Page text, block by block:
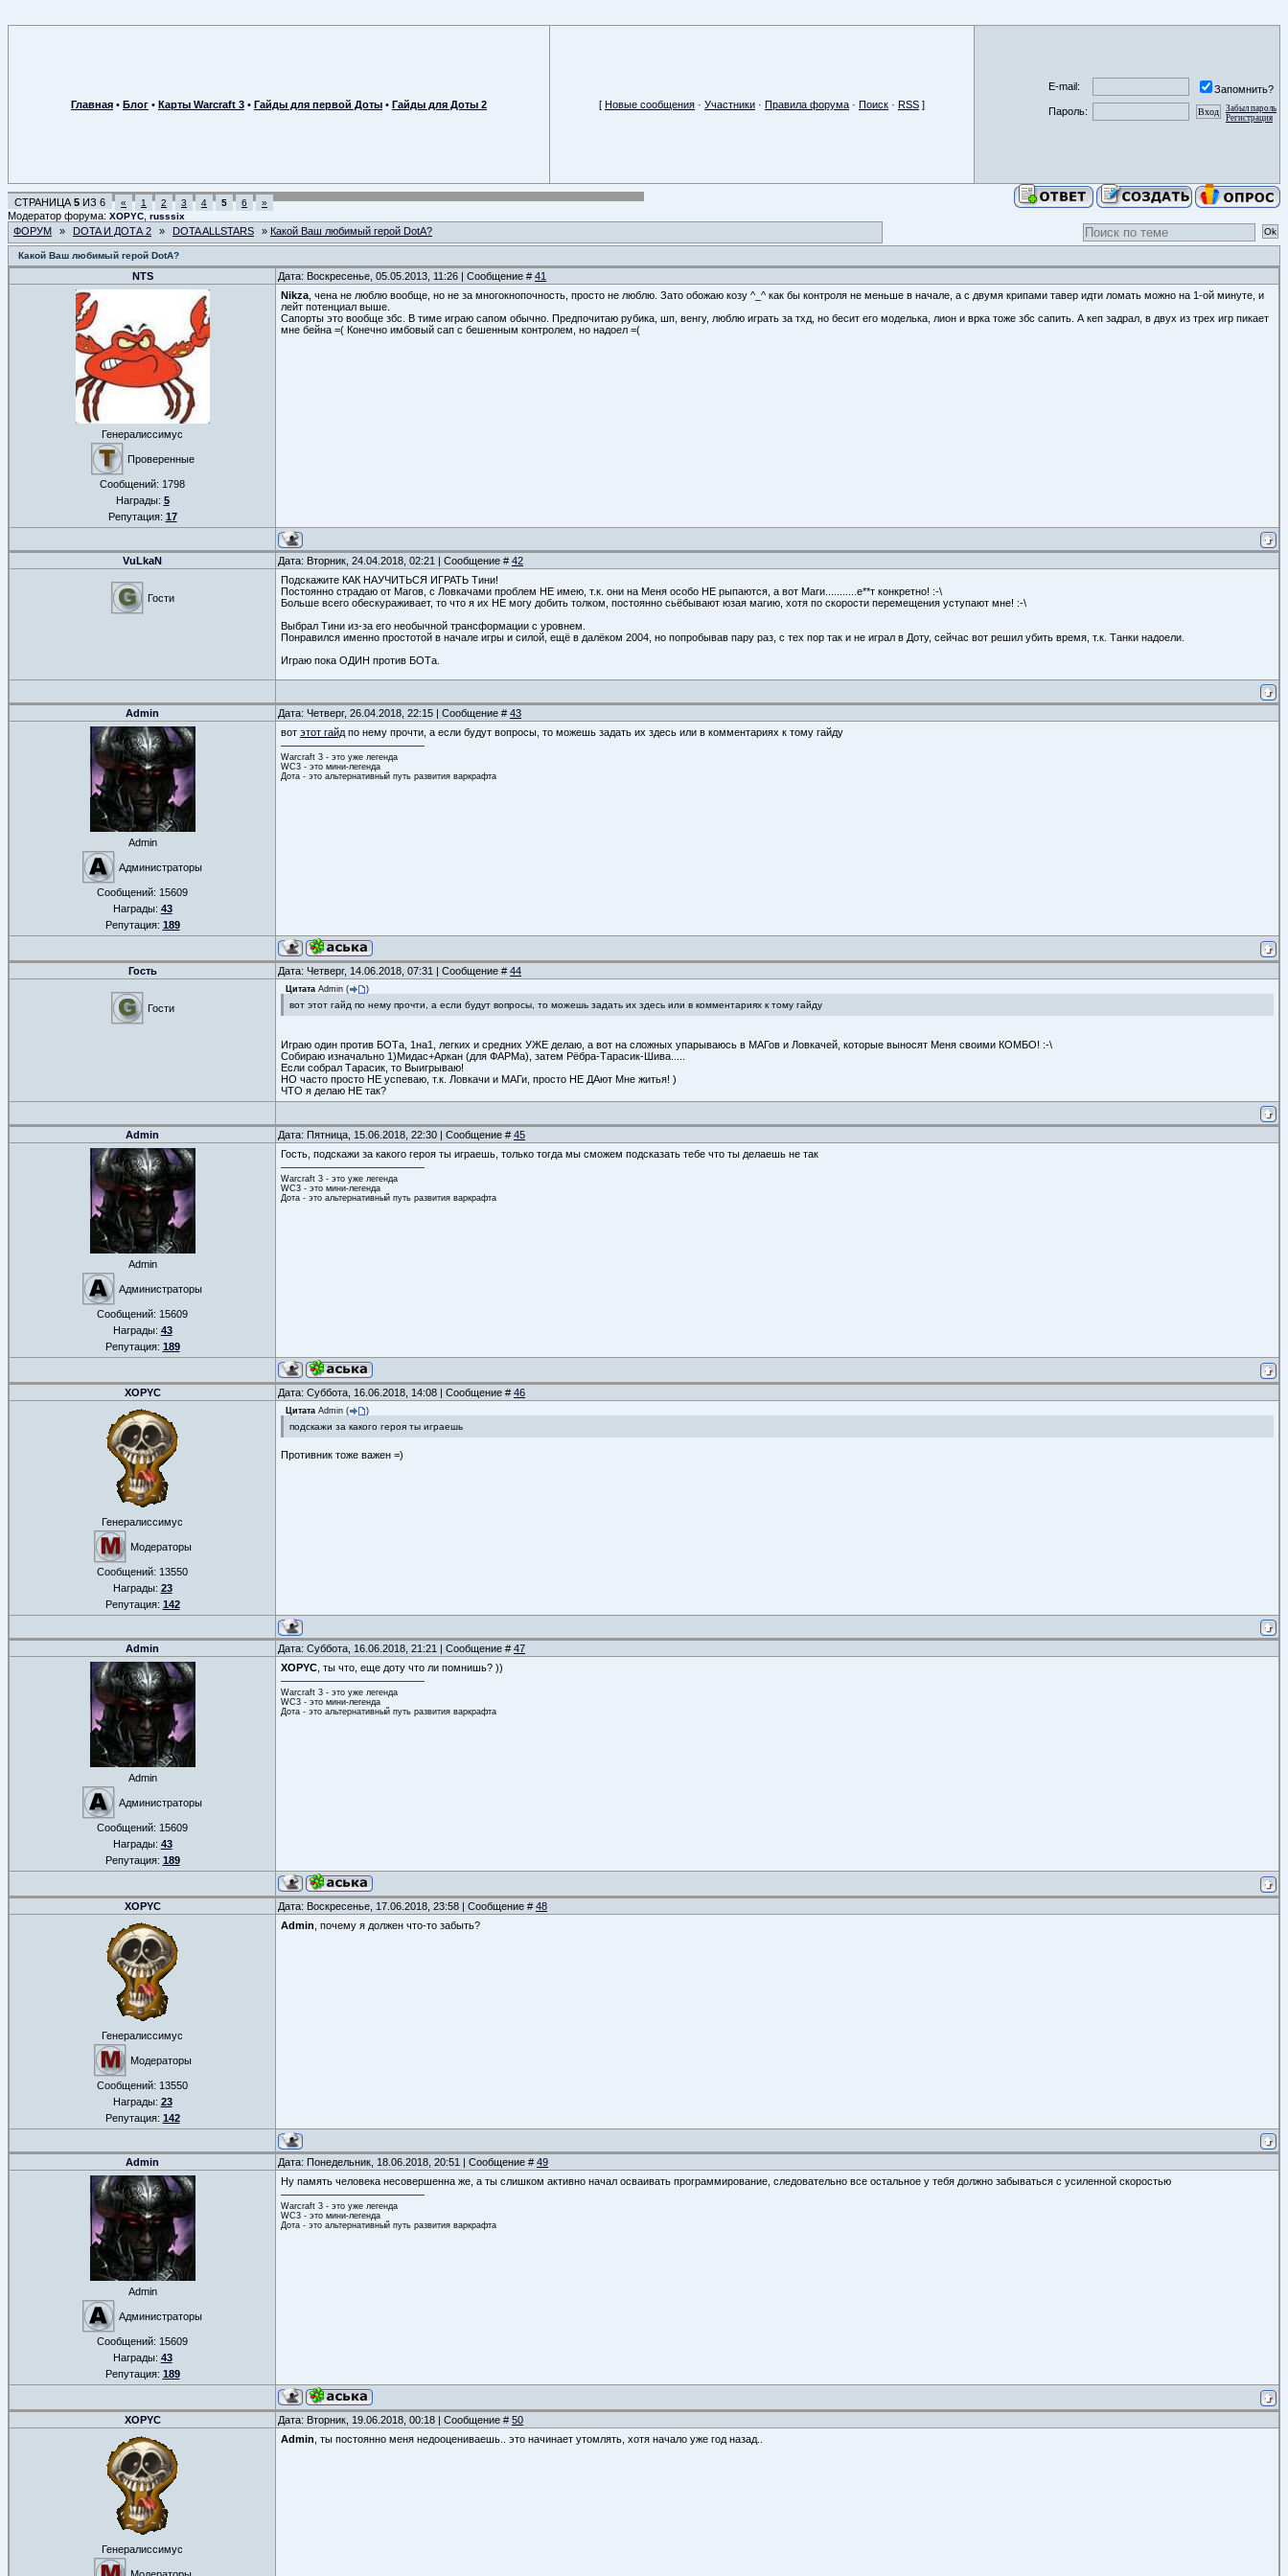
Главная • Блог • Карты Warcraft 3 • Гайды для первой Доты • Гайды для Доты 2 [ Новые сообщения · Участники · Правила форума · Поиск · RSS ]
E-mail:
Запомнить?
Пароль:
Забыл пароль
Регистрация
СТРАНИЦА 5 ИЗ 6 « 1 2 3 4 5 6 »
Модератор форума: XOPYC russsix
ФОРУМ » DOTA И ДОТА 2 » DOTA ALLSTARS » Какой Ваш любимый герой DotA?
Какой Ваш любимый герой DotA?
NTS Дата: Воскресенье, 05.05.2013, 11:26 | Сообщение # 41
Генералиссимус
Проверенные
Сообщений: 1798
Награды: 5
Репутация: 17
Nikza , чена не люблю вообще, но не за многокнопочность, просто не люблю. Зато обожаю козу ^_^ как бы контроля не меньше в начале, а с двумя крипами тавер идти ломать можно на 1-ой минуте, и
лейт потенциал выше.
Сапорты это вообще збс. В тиме играю сапом обычно. Предпочитаю рубика, шп, венгу, люблю играть за тхд, но бесит его моделька, лион и врка тоже збс сапить. А кеп задрал, в двух из трех игр пикает
мне бейна =( Конечно имбовый сап с бешенным контролем, но надоел =(
VuLkaN Дата: Вторник, 24.04.2018, 02:21 | Сообщение # 42
Гости
Подскажите КАК НАУЧИТЬСЯ ИГРАТЬ Тини!
Постоянно страдаю от Магов, с Ловкачами проблем НЕ имею, т.к. они на Меня особо НЕ рыпаются, а вот Маги...........е**т конкретно! :-\
Больше всего обескураживает, то что я их НЕ могу добить толком, постоянно сьёбывают юзая магию, хотя по скорости перемещения уступают мне! :-\
Выбрал Тини из-за его необычной трансформации с уровнем.
Понравился именно простотой в начале игры и силой, ещё в далёком 2004, но попробывав пару раз, с тех пор так и не играл в Доту, сейчас вот решил убить время, т.к. Танки надоели.
Играю пока ОДИН против БОТа.
Admin Дата: Четверг, 26.04.2018, 22:15 | Сообщение # 43
Admin
Администраторы
Сообщений: 15609
Награды: 43
Репутация: 189
вот этот гайд по нему прочти, а если будут вопросы, то можешь задать их здесь или в комментариях к тому гайду
Warcraft 3 - это уже легенда
WC3 - это мини-легенда
Дота - это альтернативный путь развития варкрафта
Гость Дата: Четверг, 14.06.2018, 07:31 | Сообщение # 44
Гости
Цитата Admin ( )
вот этот гайд по нему прочти, а если будут вопросы, то можешь задать их здесь или в комментариях к тому гайду
Играю один против БОТа, 1на1, легких и средних УЖЕ делаю, а вот на сложных упарываюсь в МАГов и Ловкачей, которые выносят Меня своими КОМБО! :-\
Собираю изначально 1)Мидас+Аркан (для ФАРМа), затем Рёбра-Тарасик-Шива.....
Если собрал Тарасик, то Выигрываю!
НО часто просто НЕ успеваю, т.к. Ловкачи и МАГи, просто НЕ ДАют Мне житья! )
ЧТО я делаю НЕ так?
Admin Дата: Пятница, 15.06.2018, 22:30 | Сообщение # 45
Admin
Администраторы
Сообщений: 15609
Награды: 43
Репутация: 189
Гость, подскажи за какого героя ты играешь, только тогда мы сможем подсказать тебе что ты делаешь не так
Warcraft 3 - это уже легенда
WC3 - это мини-легенда
Дота - это альтернативный путь развития варкрафта
XOPYC Дата: Суббота, 16.06.2018, 14:08 | Сообщение # 46
Генералиссимус
Модераторы
Сообщений: 13550
Награды: 23
Репутация: 142
Цитата Admin ( )
подскажи за какого героя ты играешь
Противник тоже важен =)
Admin Дата: Суббота, 16.06.2018, 21:21 | Сообщение # 47
Admin
Администраторы
Сообщений: 15609
Награды: 43
Репутация: 189
XOPYC , ты что, еще доту что ли помнишь? ))
Warcraft 3 - это уже легенда
WC3 - это мини-легенда
Дота - это альтернативный путь развития варкрафта
XOPYC Дата: Воскресенье, 17.06.2018, 23:58 | Сообщение # 48
Генералиссимус
Модераторы
Сообщений: 13550
Награды: 23
Репутация: 142
Admin , почему я должен что-то забыть?
Admin Дата: Понедельник, 18.06.2018, 20:51 | Сообщение # 49
Admin
Администраторы
Сообщений: 15609
Награды: 43
Репутация: 189
Ну память человека несовершенна же, а ты слишком активно начал осваивать программирование, следовательно все остальное у тебя должно забываться с усиленной скоростью
Warcraft 3 - это уже легенда
WC3 - это мини-легенда
Дота - это альтернативный путь развития варкрафта
XOPYC Дата: Вторник, 19.06.2018, 00:18 | Сообщение # 50
Генералиссимус
Admin , ты постоянно меня недооцениваешь.. это начинает утомлять, хотя начало уже год назад..